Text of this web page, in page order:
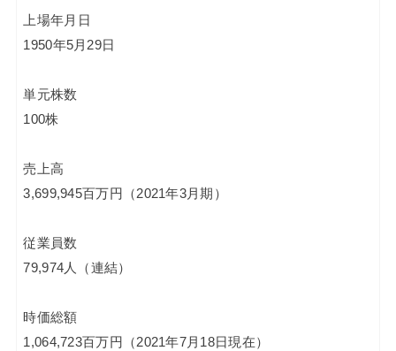
上場年月日
1950年5月29日
単元株数
100株
売上高
3,699,945百万円（2021年3月期）
従業員数
79,974人（連結）
時価総額
1,064,723百万円（2021年7月18日現在）